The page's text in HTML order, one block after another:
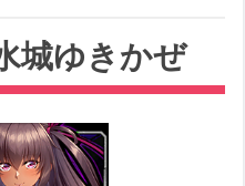
城ゆきかぜ